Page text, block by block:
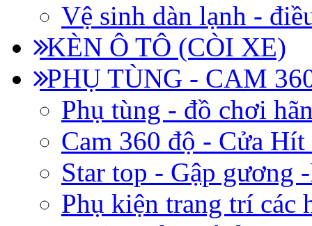
Vệ sinh dàn lạnh -
KÈN Ô TÔ (CÒI XE)
PHỤ TÙNG - CAM
Phụ tùng - đồ chơi
Cam 360 độ - Cửa
Star top - Gập gương
Phụ kiện trang trí các